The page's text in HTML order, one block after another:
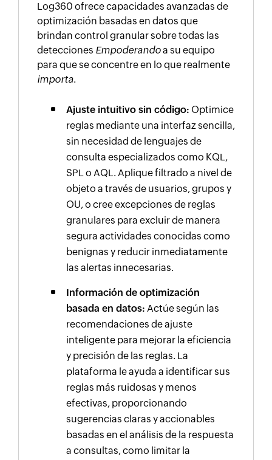
Log360 ofrece capacidades avanzadas de
optimización basadas en datos que
brindan control granular sobre todas las
detecciones Empoderandoa su equipo
para que se concentre en lo que realmente
importa.
Ajuste intuitivo sin código: Optimice
reglas mediante una interfaz sencilla,
sin necesidad de lenguajes de
consulta especializados como KQL,
SPL o AQL. Aplique filtrado a nivel de
objeto a través de usuarios, grupos y
OU, o cree excepciones de reglas
granulares para excluir de manera
segura actividades conocidas como
benignas y reducir inmediatamente
las alertas innecesarias.
Información de optimización
basada en datos: Actúe según las
recomendaciones de ajuste
inteligente para mejorar la eficiencia
y precisión de las reglas. La
plataforma le ayuda a identificar sus
reglas más ruidosas y menos
efectivas, proporcionando
sugerencias claras y accionables
basadas en el análisis de la respuesta
a consultas, como limitar la